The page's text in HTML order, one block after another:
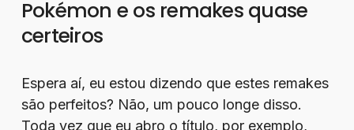
Pokémon e os remakes quase
certeiros
Espera aí, eu estou dizendo que estes remakes
são perfeitos? Não, um pouco longe disso.
Toda vez que eu abro o título, por exemplo,